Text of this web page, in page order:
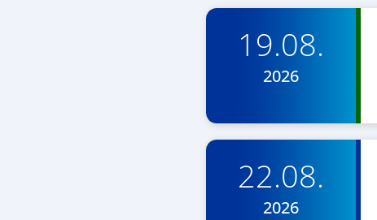
19.08.
2026
22.08.
2026